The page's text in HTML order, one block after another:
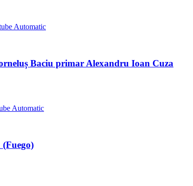
Baciu primar Alexandru Ioan Cuza